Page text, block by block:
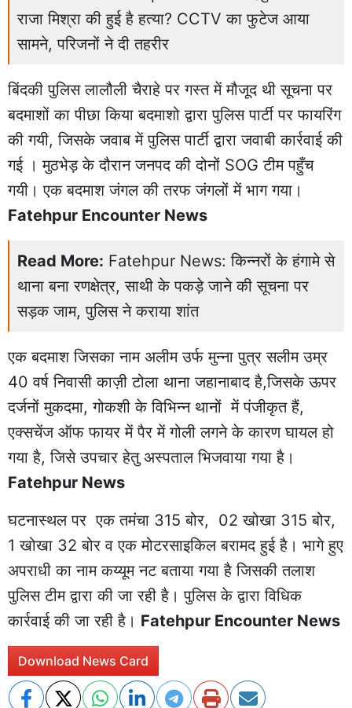
राजा मिश्रा की हुई है हत्या? CCTV का फुटेज आया
सामने, परिजनों ने दी तहरीर
बिंदकी पुलिस लालौली चैराहे पर गस्त में मौजूद थी सूचना पर
बदमाशों का पीछा किया बदमाशो द्वारा पुलिस पार्टी पर फायरिंग
की गयी, जिसके जवाब में पुलिस पार्टी द्वारा जवाबी कार्रवाई की
गई । मुठभेड़ के दौरान जनपद की दोनों SOG टीम पहुँच
गयी। एक बदमाश जंगल की तरफ जंगलों में भाग गया।
Fatehpur Encounter News
Read More: Fatehpur News: किन्नरों के हंगामे से
थाना बना रणक्षेत्र, साथी के पकड़े जाने की सूचना पर
सड़क जाम, पुलिस ने कराया शांत
एक बदमाश जिसका नाम अलीम उर्फ मुन्ना पुत्र सलीम उम्र
40 वर्ष निवासी काज़ी टोला थाना जहानाबाद है,जिसके ऊपर
दर्जनों मुकदमा, गोकशी के विभिन्न थानों में पंजीकृत हैं,
एक्सचेंज ऑफ फायर में पैर में गोली लगने के कारण घायल हो
गया है, जिसे उपचार हेतु अस्पताल भिजवाया गया है।
Fatehpur News
घटनास्थल पर एक तमंचा 315 बोर, 02 खोखा 315 बोर,
1 खोखा 32 बोर व एक मोटरसाइकिल बरामद हुई है। भागे हुए
अपराधी का नाम कय्यूम नट बताया गया है जिसकी तलाश
पुलिस टीम द्वारा की जा रही है। पुलिस के द्वारा विधिक
कार्रवाई की जा रही है। Fatehpur Encounter News
Download News Card